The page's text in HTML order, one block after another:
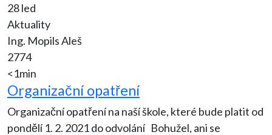
28 led
Aktuality
Ing. Mopils Aleš
2774
<1min
Organizační opatření
Organizační opatření na naší škole, které bude platit od
pondělí 1. 2. 2021 do odvolání Bohužel, ani se